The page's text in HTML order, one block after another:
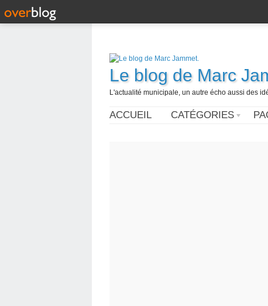
Le blog de Marc
L'actualité municipale, un autre écho aussi des
ACCUEIL CATÉGORIES